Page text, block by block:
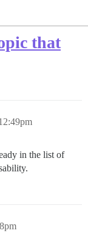
that
in the list of